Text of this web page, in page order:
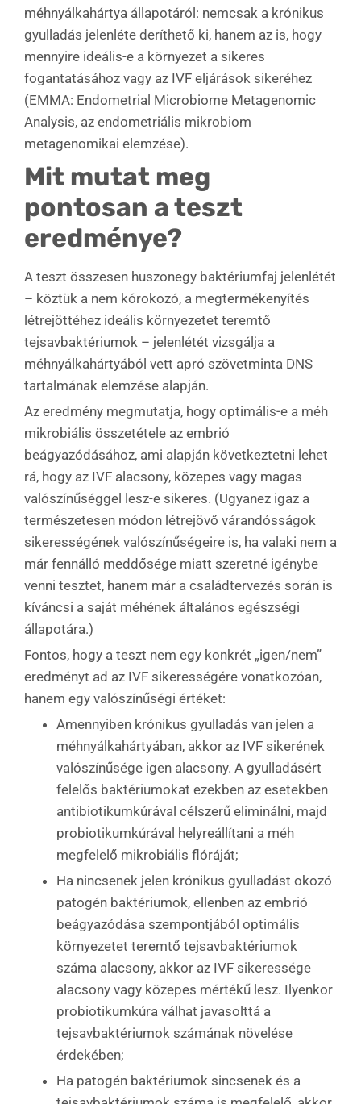
méhnyálkahártya állapotáról: nemcsak a krónikus
gyulladás jelenléte deríthető ki, hanem az is, hogy
mennyire ideális-e a környezet a sikeres
fogantatásához vagy az IVF eljárások sikeréhez
(EMMA: Endometrial Microbiome Metagenomic
Analysis, az endometriális mikrobiom
metagenomikai elemzése).
Mit mutat meg
pontosan a teszt
eredménye?
A teszt összesen huszonegy baktériumfaj jelenlétét
– köztük a nem kórokozó, a megtermékenyítés
létrejöttéhez ideális környezetet teremtő
tejsavbaktériumok – jelenlétét vizsgálja a
méhnyálkahártyából vett apró szövetminta DNS
tartalmának elemzése alapján.
Az eredmény megmutatja, hogy optimális-e a méh
mikrobiális összetétele az embrió
beágyazódásához, ami alapján következtetni lehet
rá, hogy az IVF alacsony, közepes vagy magas
valószínűséggel lesz-e sikeres. (Ugyanez igaz a
természetesen módon létrejövő várandósságok
sikerességének valószínűségeire is, ha valaki nem a
már fennálló meddősége miatt szeretné igénybe
venni tesztet, hanem már a családtervezés során is
kíváncsi a saját méhének általános egészségi
állapotára.)
Fontos, hogy a teszt nem egy konkrét „igen/nem”
eredményt ad az IVF sikerességére vonatkozóan,
hanem egy valószínűségi értéket:
Amennyiben krónikus gyulladás van jelen a
méhnyálkahártyában, akkor az IVF sikerének
valószínűsége igen alacsony. A gyulladásért
felelős baktériumokat ezekben az esetekben
antibiotikumkúrával célszerű eliminálni, majd
probiotikumkúrával helyreállítani a méh
megfelelő mikrobiális flóráját;
Ha nincsenek jelen krónikus gyulladást okozó
patogén baktériumok, ellenben az embrió
beágyazódása szempontjából optimális
környezetet teremtő tejsavbaktériumok
száma alacsony, akkor az IVF sikeressége
alacsony vagy közepes mértékű lesz. Ilyenkor
probiotikumkúra válhat javasolttá a
tejsavbaktériumok számának növelése
érdekében;
Ha patogén baktériumok sincsenek és a